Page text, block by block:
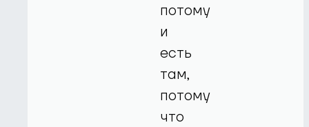
потому
и
есть
там,
потому
что